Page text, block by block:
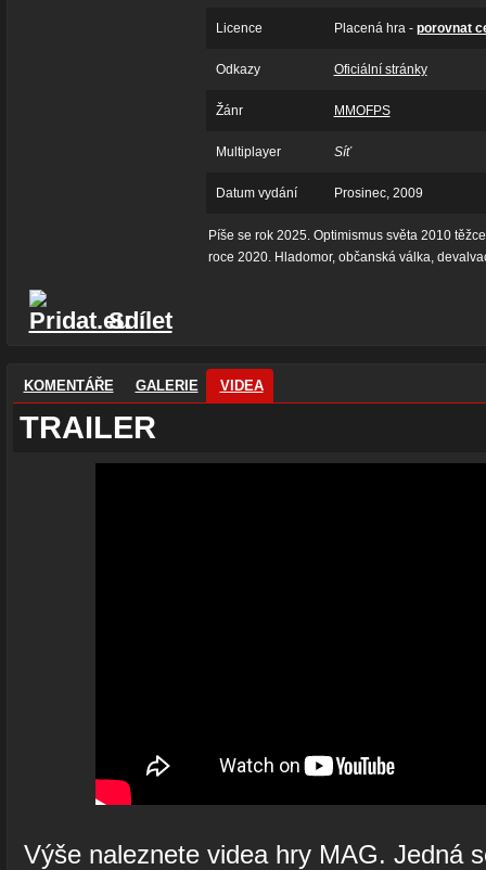
Licence Placená hra - porovnat
Odkazy Oficiální stránky
Žánr MMOFPS
Multiplayer Síť
Datum vydání Prosinec, 2009
Píše se rok 2025. Optimismus světa 2010
roce 2020. Hladomor, občanská válka,
Sdílet
KOMENTÁŘE GALERIE VIDEA
TRAILER
Výše naleznete videa hry MAG. Jedná